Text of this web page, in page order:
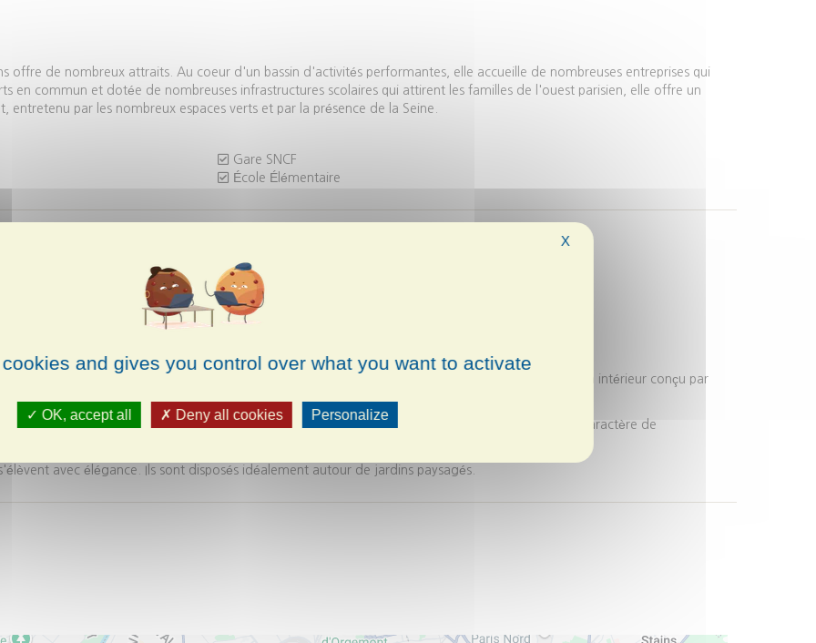
offre de nombreux attraits. Au coeur d'un bassin d'activités performantes, elle accueille de nombreuses entreprises qui
en commun et dotée de nombreuses infrastructures scolaires qui attirent les familles de l'ouest parisien, elle offre un
entretenu par les nombreux espaces verts et par la présence de la Seine.
Gare SNCF
École Élémentaire
à son environnement et offre à la rue Emile Zola un nouveau visage.
s'ouvre sur une jolie sente piétonne qui dessert les halls de la résidence et conduit à un vaste jardin intérieur conçu par
le rythme agréable des façades ponctuées de balcons et d'attiques de teinte dorée qui affirme le caractère de
avec élégance. Ils sont disposés idéalement autour de jardins paysagés.
X
and gives you control over what you want to activate
OK, accept all Deny all cookies Personalize